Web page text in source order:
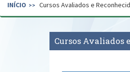
Secretaria de Governo
INÍCIO Cursos Avaliados e
Cursos Avaliados